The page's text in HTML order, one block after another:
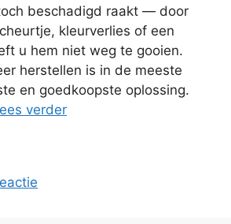
beschadigd raakt — door
kleurverlies of een
u hem niet weg te gooien.
herstellen is in de meeste
en goedkoopste oplossing.
verder